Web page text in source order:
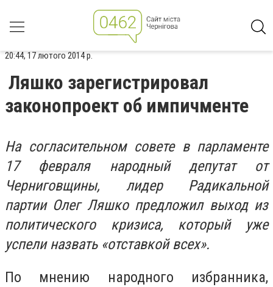
20:44, 17 лютого 2014 р.
Ляшко зарегистрировал
законопроект об импичменте
На согласительном совете в парламенте
17 февраля народный депутат от
Черниговщины, лидер Радикальной
партии Олег Ляшко предложил выход из
политического кризиса, который уже
успели назвать «отставкой всех».
По мнению народного избранника,